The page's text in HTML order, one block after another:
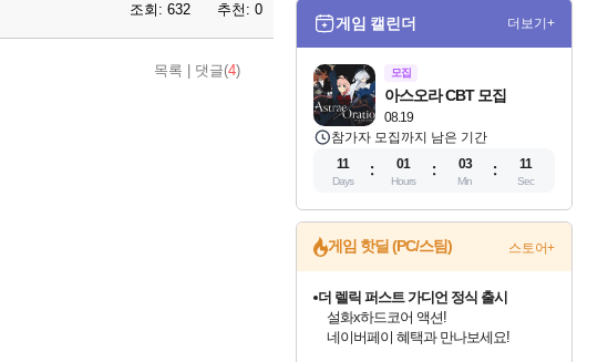
조회: 632 추천: 0
목록 댓글(4)
게임 캘린더 더보기+
모집
08.19
아스오라 CBT 모집
참가자 모집까지 남은 기간
11
Days
01
Hours
03
Min
09
Sec
게임 핫딜 (PC/스팀) 스토어+
더 렐릭 퍼스트 가디언 정식 출시
설화x하드코어 액션!
네이버페이 혜택과 만나보세요!